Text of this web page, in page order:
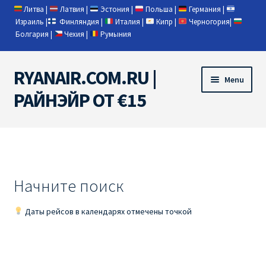
Литва | Латвия | Эстония | Польша | Германия |
Израиль | Финляндия | Италия | Кипр | Черногория|
Болгария | Чехия | Румыния
Skip
to
navigation
Skip
to
content
RYANAIR.COM.RU |
РАЙНЭЙР ОТ €15
Menu
RYANAIR PL ОТ € 9
Начните поиск
Даты рейсов в календарях отмечены точкой